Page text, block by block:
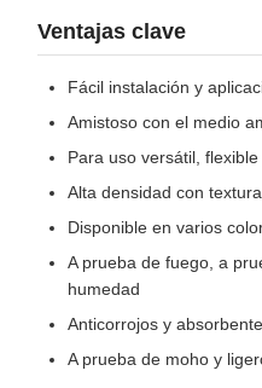
Ventajas clave
Fácil instalación y
Amistoso con el medio
Para uso versátil,
Alta densidad con
Disponible en varios
A prueba de fuego, a
humedad
Anticorrojos y
A prueba de moho y